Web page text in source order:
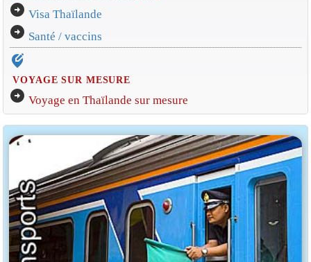
arrow_circle_right Visa Thaïlande
arrow_circle_right Santé / vaccins
edit_location_alt
VOYAGE SUR MESURE
arrow_circle_right Voyage en Thaïlande sur mesure